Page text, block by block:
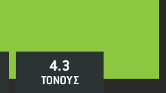
4.3
ΤΟΝΟΥΣ